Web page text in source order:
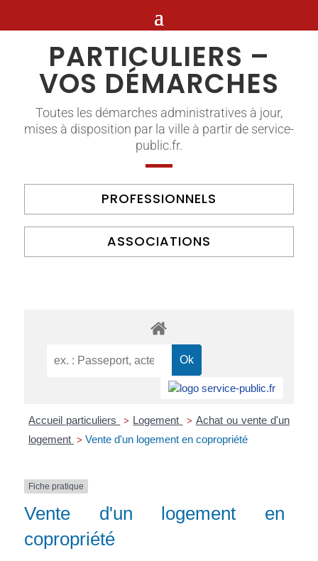
PARTICULIERS –
VOS DÉMARCHES
Toutes les démarches administratives à jour,
mises à disposition par la ville à partir de service-
public.fr.
PROFESSIONNELS
ASSOCIATIONS
Accueil particuliers > Logement > Achat ou vente d'un
logement > Vente d'un logement en copropriété
Fiche pratique
Vente d'un logement en
copropriété